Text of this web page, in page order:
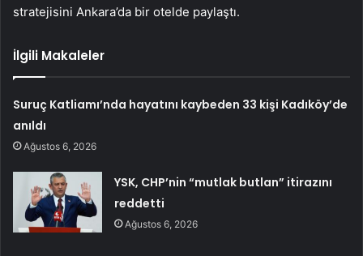
stratejisini Ankara’da bir otelde paylaştı.
İlgili Makaleler
Suruç Katliamı’nda hayatını kaybeden 33 kişi Kadıköy’de
anıldı
Ağustos 6, 2026
YSK, CHP’nin “mutlak butlan” itirazını
reddetti
Ağustos 6, 2026